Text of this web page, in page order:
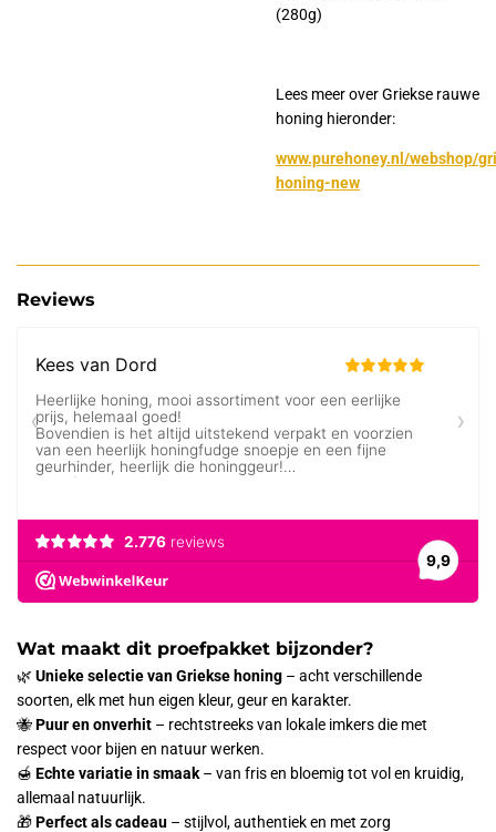
(280g)
Lees meer over Griekse rauwe
honing hieronder:
www.purehoney.nl/webshop/
honing-new
Reviews
Wat maakt dit proefpakket bijzonder?
🌿 Unieke selectie van Griekse honing – acht verschillende
soorten, elk met hun eigen kleur, geur en karakter.
🐝Puur en onverhit – rechtstreeks van lokale imkers die met
respect voor bijen en natuur werken.
🍯 Echte variatie in smaak – van fris en bloemig tot vol en kruidig,
allemaal natuurlijk.
🎁Perfect als cadeau – stijlvol, authentiek en met zorg